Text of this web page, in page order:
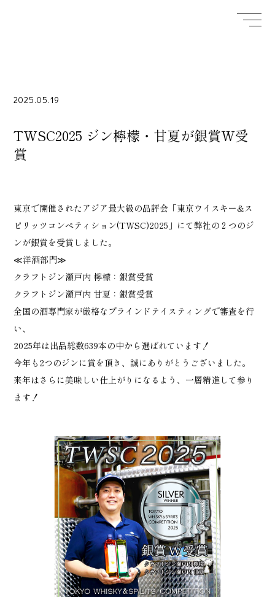
2025.05.19
TWSC2025 ジン檸檬・甘夏が銀賞W受
賞
東京で開催されたアジア最大級の品評会「東京ウイスキー&ス
ピリッツコンペティション(TWSC)2025」にて弊社の２つのジ
ンが銀賞を受賞しました。
≪洋酒部門≫
クラフトジン瀬戸内 檸檬：銀賞受賞
クラフトジン瀬戸内 甘夏：銀賞受賞
全国の酒専門家が厳格なブラインドテイスティングで審査を行
い、
2025年は出品総数639本の中から選ばれています！
今年も2つのジンに賞を頂き、誠にありがとうございました。
来年はさらに美味しい仕上がりになるよう、一層精進して参り
ます！